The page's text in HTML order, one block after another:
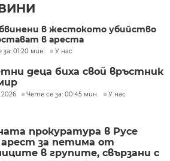
в жестокото убийство
в ареста
01:20 мин. У нас
деца биха свой връстник
Чете се за: 00:45 мин. У нас
прокуратура в Русе
арест за петима от
в групите, свързани с